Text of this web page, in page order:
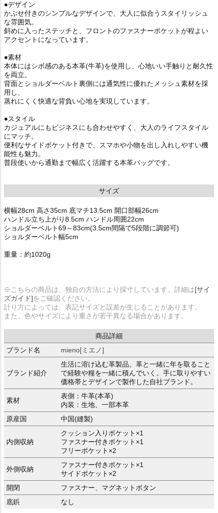
●デザイン
かぶせ付きのシンプルなデザインで、大人に似合うスタイリッシュ
な雰囲気。
斜めに入ったステッチと、フロントのファスナーポケットが程よい
アクセントになっています。
●素材
本体にはシボ感のある本革(牛革)を使用し、心地いい手触りと耐久性
を両立。
背面とショルダーベルト裏側には通気性に優れたメッシュ素材を採
用し、
蒸れにくく快適な背負い心地を実現しています。
●スタイル
カジュアルにもビジネスにも合わせやすく、大人のライフスタイル
にマッチ。
便利なサイドポケット付きで、スマホや小物を出し入れしやすい機
能性も魅力。
普段使いから通勤まで幅広く活躍する本革バッグです。
サイズ
横幅28cm 高さ35cm 底マチ13.5cm 開口部幅26cm
ハンドル立ち上がり8.5cm ハンドル周囲22cm
ショルダーベルト69～83cm(3.5cm間隔で5段階に調節可)
ショルダーベルト幅5cm
重量：約1020g
※こちらの商品は、独自の方法により採寸しています。詳細は[サイ
ズガイド]をご確認ください。
計り方によっては、表記サイズと誤差が生じることがあります。
また、色やサイズにより重さが若干異なる場合があります。
商品詳細
ブランド名
mieno[ミエノ]
ブランド紹介
生活に溶け込む革製品。革と一緒に年を取ること
で経験や糧を一緒に積んでいく。手に取りやすい
価格帯とデザインで製作した自社ブランド。
素材
表側：牛革(本革)
内装：生地、一部本革
原産国
中国(縫製)
内側収納
クッション入りポケット×1
ファスナー付きポケット×1
フリーポケット×2
外側収納
ファスナー付きポケット×1
サイドポケット×2
開閉
ファスナー、マグネットボタン
底鋲
なし